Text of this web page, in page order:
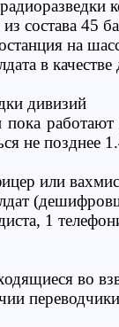
состава 45
на
в
дивизий
пока
не позднее
или
1
во
переводчики